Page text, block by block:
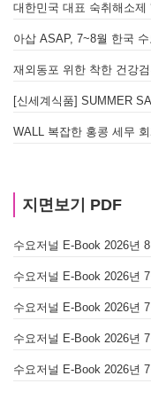
아삽 ASAP, 7~8월 한국
재외동포 위한 착한 건강
[신세계식품] SUMMER
지면보기 PDF
수요저널 E-Book 2026년
수요저널 E-Book 2026년
수요저널 E-Book 2026년
수요저널 E-Book 2026년
수요저널 E-Book 2026년